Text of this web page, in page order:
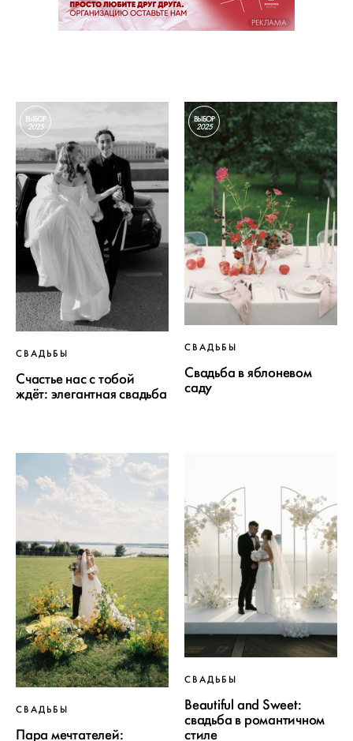
РЕКЛАМА
ВЫБОР
2025
СВАДЬБЫ
Счастье нас с тобой
ждёт: элегантная свадьба
ВЫБОР
2025
СВАДЬБЫ
Свадьба в яблоневом
саду
СВАДЬБЫ
Пара мечтателей:
СВАДЬБЫ
Beautiful and Sweet:
свадьба в романтичном
стиле